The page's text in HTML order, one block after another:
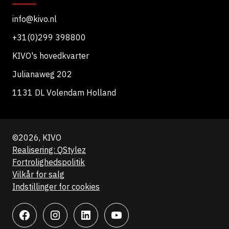
info@kivo.nl
+31(0)299 398800
KIVO's hovedkvarter
Julianaweg 202
1131 DL Volendam Holland
©2026, KIVO
Realisering: QStylez
Fortrolighedspolitik
Vilkår for salg
Indstillinger for cookies